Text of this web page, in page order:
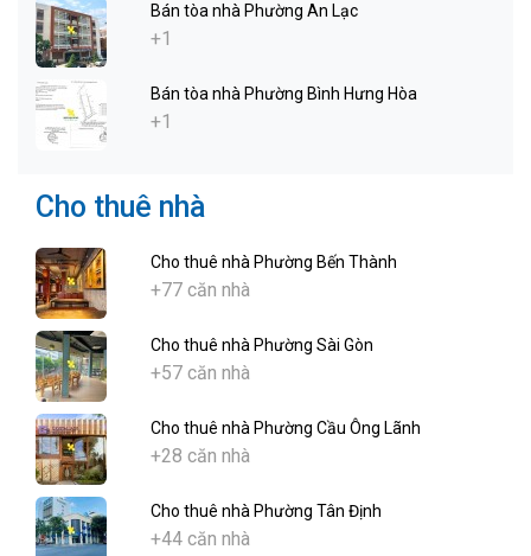
Bán tòa nhà Phường An Lạc
+1
Bán tòa nhà Phường Bình Hưng Hòa
+1
Cho thuê nhà
Cho thuê nhà Phường Bến Thành
+77 căn nhà
Cho thuê nhà Phường Sài Gòn
+57 căn nhà
Cho thuê nhà Phường Cầu Ông Lãnh
+28 căn nhà
Cho thuê nhà Phường Tân Định
+44 căn nhà